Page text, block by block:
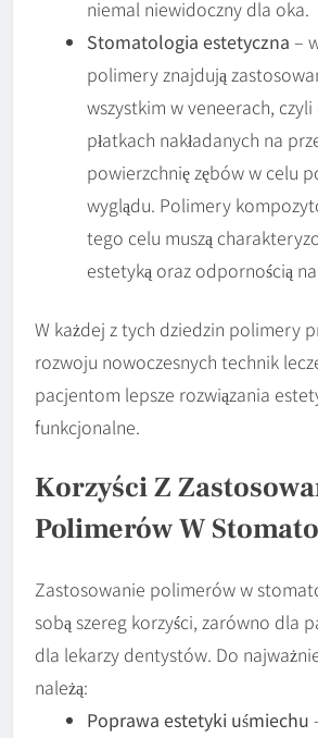
niemal niewidoczny dla oka.
Stomatologia estetyczna –
polimery znajdują
wszystkim w veneerach,
płatkach nakładanych na
powierzchnię zębów w celu
wyglądu. Polimery
tego celu muszą
estetyką oraz odpornością
W każdej z tych dziedzin polimery
rozwoju nowoczesnych technik
pacjentom lepsze rozwiązania
funkcjonalne.
Korzyści Z
Polimerów W
Zastosowanie polimerów w
sobą szereg korzyści, zarówno dla
dla lekarzy dentystów. Do
należą:
Poprawa estetyki uśmiechu